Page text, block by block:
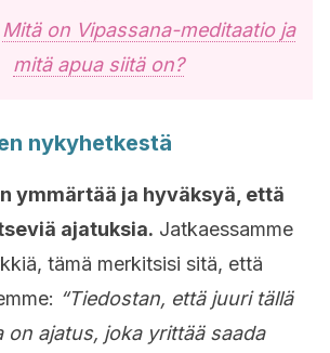
Mitä on Vipassana-meditaatio ja
mitä apua siitä on?
nykyhetkestä
ymmärtää ja hyväksyä, että
ajatuksia. Jatkaessamme
tämä merkitsisi sitä, että
“Tiedostan, että juuri tällä
on ajatus, joka yrittää saada